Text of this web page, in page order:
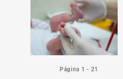
Página 1 - 21